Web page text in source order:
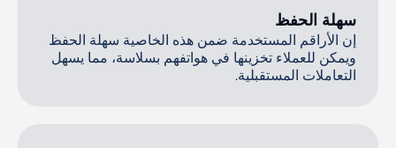
سهلة الحفظ
إن الأراقم المستخدمة ضمن هذه الخاصية سهلة الحفظ
ويمكن للعملاء تخزينها في هواتفهم بسلاسة، مما يسهل
التعاملات المستقبلية.